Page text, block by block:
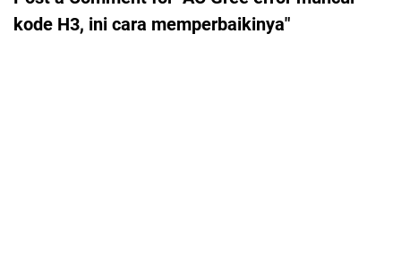
kode H3, ini cara memperbaikinya"